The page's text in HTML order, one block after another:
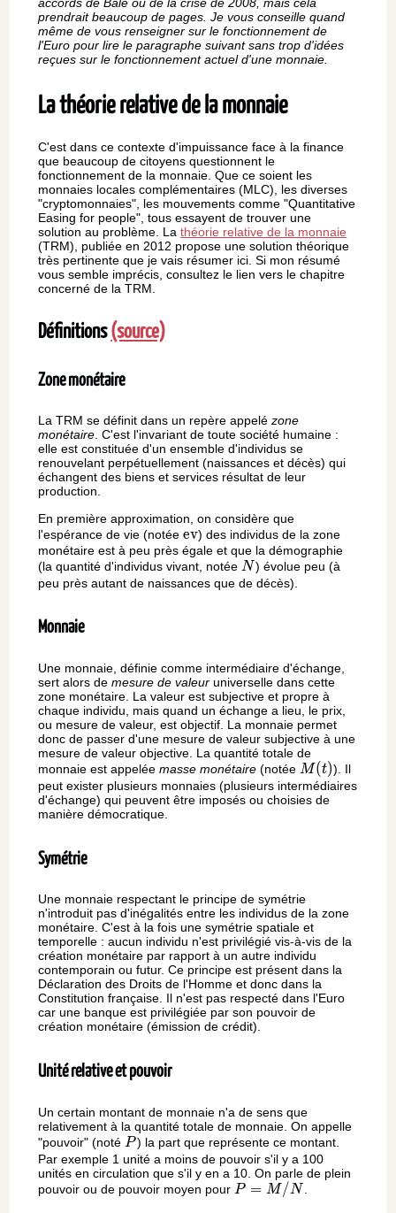
prendrait beaucoup de pages. Je vous conseille quand
même de vous renseigner sur le fonctionnement de
l'Euro pour lire le paragraphe suivant sans trop d'idées
reçues sur le fonctionnement actuel d'une monnaie.
La théorie relative de la monnaie
C'est dans ce contexte d'impuissance face à la finance
que beaucoup de citoyens questionnent le
fonctionnement de la monnaie. Que ce soient les
monnaies locales complémentaires (MLC), les diverses
"cryptomonnaies", les mouvements comme "Quantitative
Easing for people", tous essayent de trouver une
solution au problème. Lathéorie relative de la monnaie
(TRM), publiée en 2012 propose une solution théorique
très pertinente que je vais résumer ici. Si mon résumé
vous semble imprécis, consultez le lien vers le chapitre
concerné de la TRM.
Définitions(source)
Zone monétaire
La TRM se définit dans un repère appelézone
monétaire. C'est l'invariant de toute société humaine :
elle est constituée d'un ensemble d'individus se
renouvelant perpétuellement (naissances et décès) qui
échangent des biens et services résultat de leur
production.
En première approximation, on considère que
l'espérance de vie (notée\text{ev}
ev) des individus de la zone
monétaire est à peu près égale et que la démographie
(la quantité d'individus vivant, notée N
N) évolue peu (à
peu près autant de naissances que de décès).
Monnaie
Une monnaie, définie comme intermédiaire d'échange,
sert alors demesure de valeur universelle dans cette
zone monétaire. La valeur est subjective et propre à
chaque individu, mais quand un échange a lieu, le prix,
ou mesure de valeur, est objectif. La monnaie permet
donc de passer d'une mesure de valeur subjective à une
mesure de valeur objective. La quantité totale de
monnaie est appeléemasse monétaire (notée M(t)
M(t)). Il
peut exister plusieurs monnaies (plusieurs intermédiaires
d'échange) qui peuvent être imposés ou choisies de
manière démocratique.
Symétrie
Une monnaie respectant le principe de symétrie
n'introduit pas d'inégalités entre les individus de la zone
monétaire. C'est à la fois une symétrie spatiale et
temporelle : aucun individu n'est privilégié vis-à-vis de la
création monétaire par rapport à un autre individu
contemporain ou futur. Ce principe est présent dans la
Déclaration des Droits de l'Homme et donc dans la
Constitution française. Il n'est pas respecté dans l'Euro
car une banque est privilégiée par son pouvoir de
création monétaire (émission de crédit).
Unité relative et pouvoir
Un certain montant de monnaie n'a de sens que
relativement à la quantité totale de monnaie. On appelle
"pouvoir" (noté P
P) la part que représente ce montant.
Par exemple 1 unité a moins de pouvoir s'il y a 100
unités en circulation que s'il y en a 10. On parle de plein
pouvoir ou de pouvoir moyen pour P=M/N
P = M /N